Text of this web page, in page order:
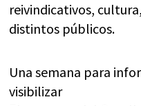
reivindicativos,
distintos públicos.
Una semana para
visibilizar